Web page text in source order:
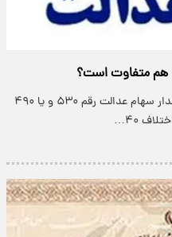
هم متفاوت است؟
پارسینه: برای اکثر مشمولین عادی، در مقدار سهام عدالت رقم ۵۳۰ و یا ۴۹۰
۴۰…